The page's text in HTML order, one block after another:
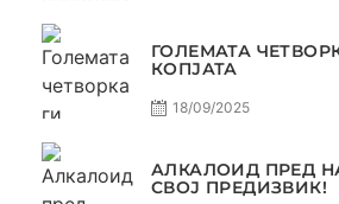
ГОЛЕМАТА
КОПЈАТА
18/09/2025
АЛКАЛОИД ПРЕД
СВОЈ ПРЕДИЗВИК!